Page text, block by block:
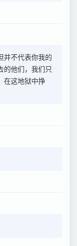
并不代表你我的
的他们，我们只
在这地狱中挣